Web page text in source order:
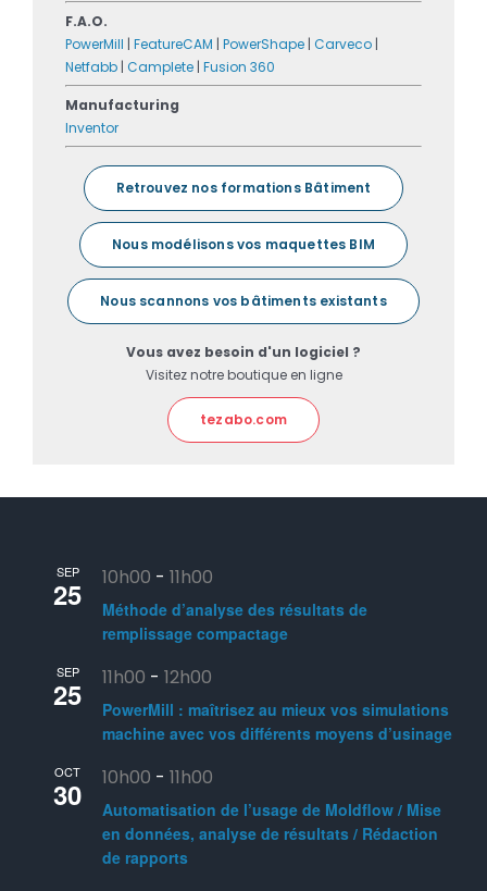
F.A.O.
PowerMill | FeatureCAM | PowerShape | Carveco |
Netfabb | Camplete | Fusion 360
Manufacturing
Inventor
Retrouvez nos formations Bâtiment
Nous modélisons vos maquettes BIM
Nous scannons vos bâtiments existants
Vous avez besoin d'un logiciel ?
Visitez notre boutique en ligne
tezabo.com
SEP
25 10h00 - 11h00
Méthode d’analyse des résultats de
remplissage compactage
SEP
25 11h00 - 12h00
PowerMill : maîtrisez au mieux vos simulations
machine avec vos différents moyens d’usinage
OCT
30 10h00 - 11h00
Automatisation de l’usage de Moldflow / Mise
en données, analyse de résultats / Rédaction
de rapports